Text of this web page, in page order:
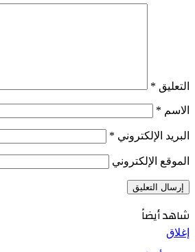
التعليق *
الاسم *
البريد الإلكتروني *
الموقع الإلكتروني
شاهد أيضاً
إغلاق